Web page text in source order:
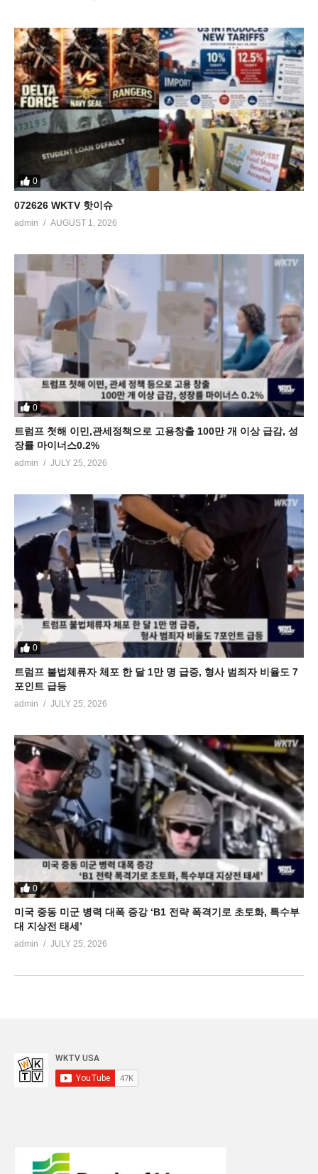
0
072626 WKTV 핫이슈
admin AUGUST 1, 2026
0
트럼프 첫해 이민,관세정책으로 고용창출 100만 개 이상 급감, 성
장률 마이너스0.2%
admin JULY 25, 2026
0
트럼프 불법체류자 체포 한 달 1만 명 급증, 형사 범죄자 비율도 7
포인트 급등
admin JULY 25, 2026
0
미국 중동 미군 병력 대폭 증강 ‘B1 전략 폭격기로 초토화, 특수부
대 지상전 태세’
admin JULY 25, 2026